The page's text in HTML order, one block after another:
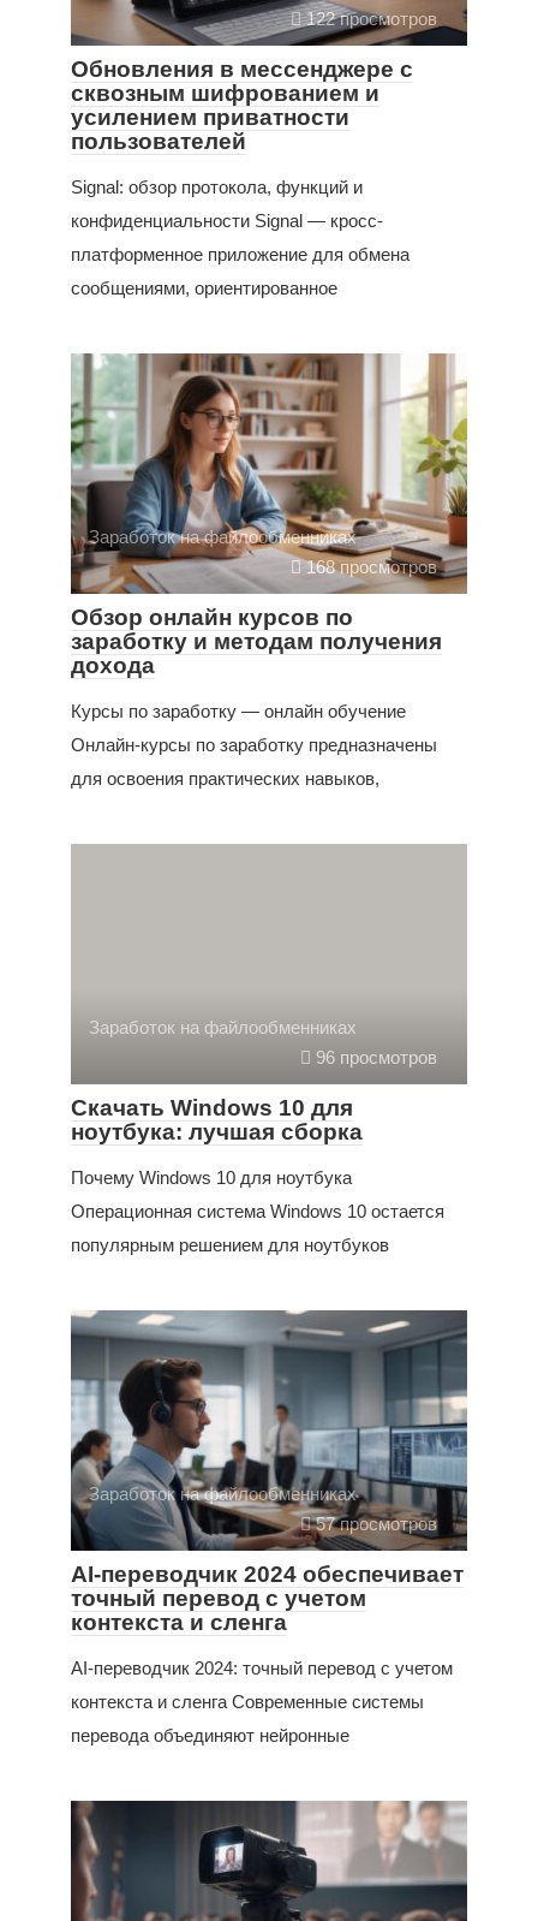
122 просмотров
Обновления в мессенджере с
сквозным шифрованием и
усилением приватности
пользователей
Signal: обзор протокола, функций и
конфиденциальности Signal — кросс-
платформенное приложение для обмена
сообщениями, ориентированное
Заработок на файлообменниках
168 просмотров
Обзор онлайн курсов по
заработку и методам получения
дохода
Курсы по заработку — онлайн обучение
Онлайн-курсы по заработку предназначены
для освоения практических навыков,
Заработок на файлообменниках
96 просмотров
Скачать Windows 10 для
ноутбука: лучшая сборка
Почему Windows 10 для ноутбука
Операционная система Windows 10 остается
популярным решением для ноутбуков
Заработок на файлообменниках
57 просмотров
AI-переводчик 2024 обеспечивает
точный перевод с учетом
контекста и сленга
AI-переводчик 2024: точный перевод с учетом
контекста и сленга Современные системы
перевода объединяют нейронные